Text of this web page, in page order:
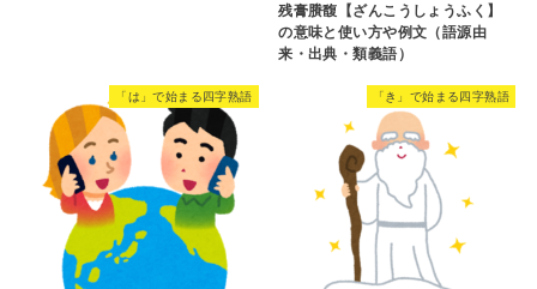
残膏賸馥【ざんこうしょうふく】
の意味と使い方や例文（語源由
来・出典・類義語）
「は」で始まる四字熟語 「き」で始まる四字熟語